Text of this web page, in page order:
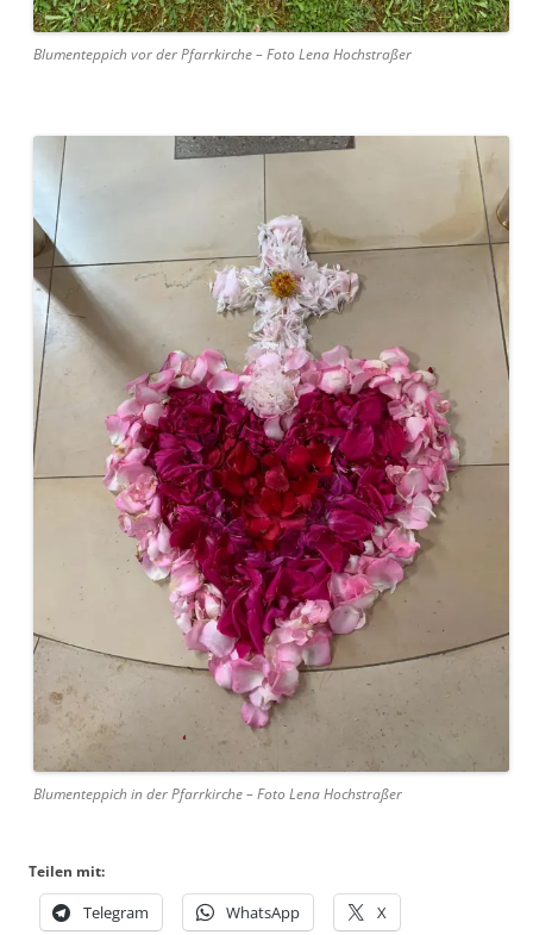
Blumenteppich vor der Pfarrkirche – Foto Lena Hochstraßer
Blumenteppich in der Pfarrkirche – Foto Lena Hochstraßer
Teilen mit:
Telegram WhatsApp X